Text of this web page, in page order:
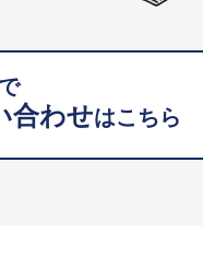
合わせはこちら